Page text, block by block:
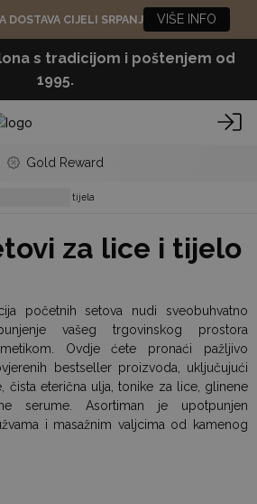
DOSTAVA CIJELI SRPANJ VIŠE INFO
s tradicijom i poštenjem od
1995.
Gold Reward
i njegu tijela
za lice i tijelo
početnih setova nudi sveobuhvatno
vašeg trgovinskog prostora
Ovdje ćete pronaći pažljivo
bestseller proizvoda, uključujući
čista eterična ulja, tonike za lice, glinene
serume. Asortiman je upotpunjen
i masažnim valjcima od kamenog